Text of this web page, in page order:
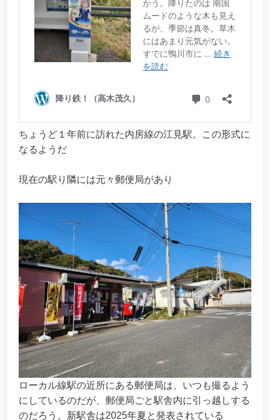
ちょうど１年前に訪れた内房線の江見駅。この形式に
なるようだ
現在の駅り隣には元々郵便局があり
ローカル線駅の近所にある郵便局は、いつも撮るよう
にしているのだが、郵便局ごと駅舎内に引っ越しする
のだろう。新駅舎は2025年夏と発表されている